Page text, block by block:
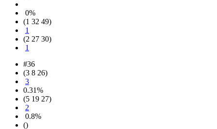
0%
(1 32 49)
1
(2 27 30)
1
#36
(3 8 26)
3
0.31%
(5 19 27)
2
0.8%
()